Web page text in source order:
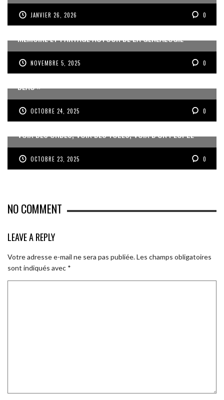
JANVIER 26, 2026 0
MÉMOIRE ET PARTAGE AUTOUR DE LA GÉNÉALOGIE
NOVEMBRE 5, 2025 0
JEAN-PIERRE VOLET : « L’OBJECTIF EST DE PRODUIRE DU
BEAU »
OCTOBRE 24, 2025 0
VOIX DES ONDES, VOIX DES YOLES, VOIX D’UN PEUPLE
OCTOBRE 23, 2025 0
NO COMMENT
LEAVE A REPLY
Votre adresse e-mail ne sera pas publiée.Les champs obligatoires
sont indiqués avec *